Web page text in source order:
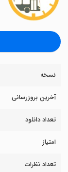
نسخه
آخرین بروزرسانی
تعداد دانلود
امتیاز
تعداد نظرات